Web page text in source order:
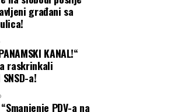
građani sa
KANAL!“
raskrinkali
a!
“Smanjenje PDV-a na